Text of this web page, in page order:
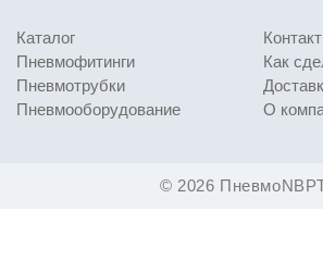
© 2026
Каталог
Пневмофитинги
Пневмотрубки
Пневмооборудование
Как
О